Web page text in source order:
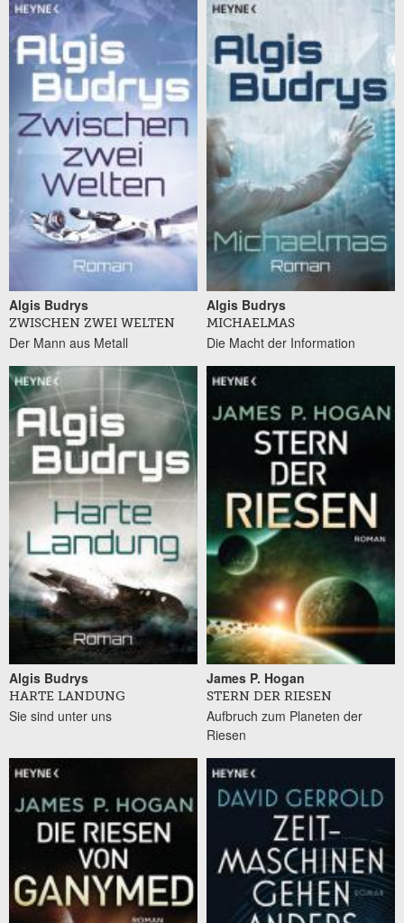
Algis Budrys
ZWISCHEN ZWEI WELTEN
Der Mann aus Metall
Algis Budrys
MICHAELMAS
Die Macht der Information
Algis Budrys
HARTE LANDUNG
Sie sind unter uns
James P. Hogan
STERN DER RIESEN
Aufbruch zum Planeten der
Riesen